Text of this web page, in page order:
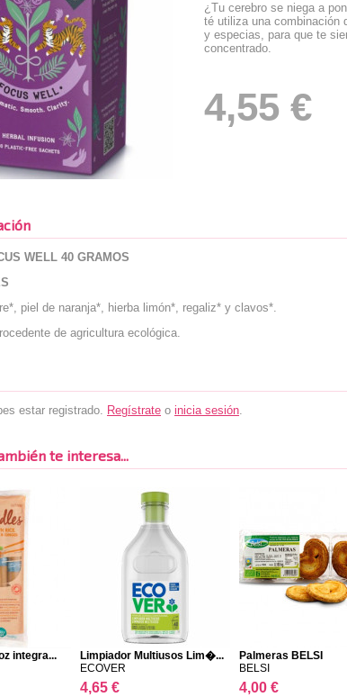
¿Tu cerebro se niega a
té utiliza una combinación
y especias, para que te
concentrado.
4,55 €
WELL 40 GRAMOS
piel de naranja*, hierba limón*, regaliz* y clavos*.
de agricultura ecológica.
estar registrado. Regístrate o inicia sesión.
te interesa...
integra...
Limpiador Multiusos Lim�...
ECOVER
4,65 €
Palmeras BELSI
BELSI
4,00 €